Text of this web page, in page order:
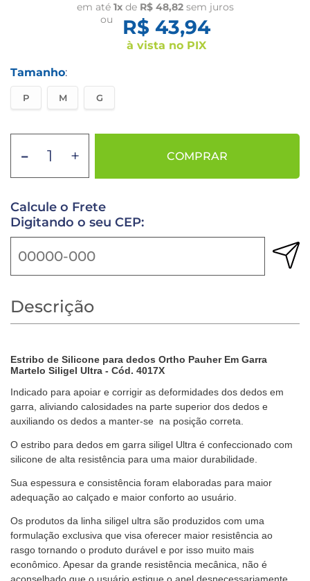
em até 1xde R$ 48,82sem juros
ou
R$ 43,94
à vista no PIX
Tamanho:
P M G
- + COMPRAR
Calcule o Frete
Digitando o seu CEP:
Descrição
Estribo de Silicone para dedos Ortho Pauher Em Garra
Martelo Siligel Ultra - Cód. 4017X
Indicado para apoiar e corrigir as deformidades dos dedos em
garra, aliviando calosidades na parte superior dos dedos e
auxiliando os dedos a manter-se na posição correta.
O estribo para dedos em garra siligel Ultra é confeccionado com
silicone de alta resistência para uma maior durabilidade.
Sua espessura e consistência foram elaboradas para maior
adequação ao calçado e maior conforto ao usuário.
Os produtos da linha siligel ultra são produzidos com uma
formulação exclusiva que visa oferecer maior resistência ao
rasgo tornando o produto durável e por isso muito mais
econômico. Apesar da grande resistência mecânica, não é